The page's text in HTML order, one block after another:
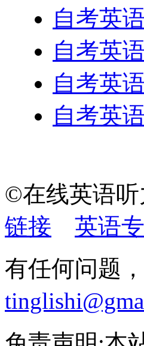
自考英
自考英
自考英
自考英
©在线英语
链接
英语
有任何问题